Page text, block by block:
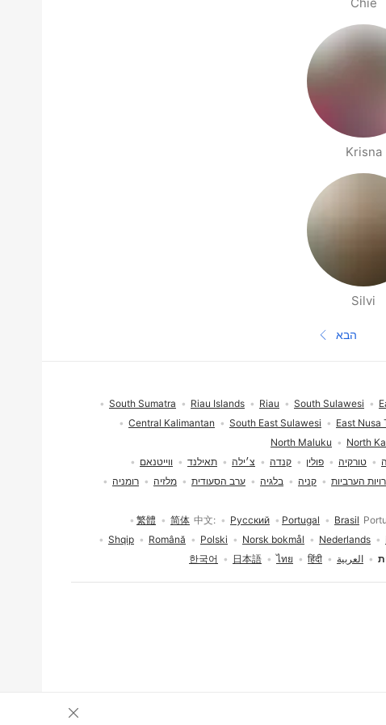
Krisna
Silvi
העמוד הבא
הבא
Brasil
Portugal
Русский
中文
简体
繁體
Nederlands
Norsk bokmål
Polski
Română
Shqip
العربية हिंदी
ไทย
日本語
한국어
טורקיה פולין קנדה צ׳ילה תאילנד
ווייטנאם
הערביות קניה בלגיה ערב הסעודית מלזיה
רומניה
South Sulawesi
Riau
Riau Islands
South Sumatra
East Nusa
South East Sulawesi
Central Kalimantan
North
North Maluku
סגירת הסכמה